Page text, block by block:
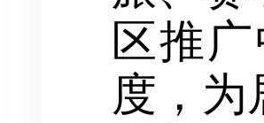
区推
度，为